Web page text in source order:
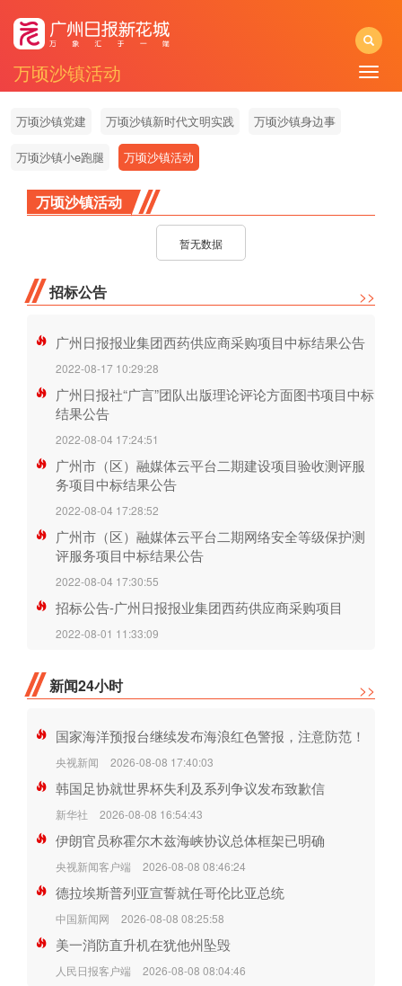
万顷沙镇活动
Toggle
万顷沙镇党建 万顷沙镇新时代文明实践 万顷沙镇身边事
万顷沙镇小e跑腿 万顷沙镇活动
万顷沙镇活动
暂无数据
招标公告 >>
广州日报报业集团西药供应商采购项目中标结果公告
2022-08-17 10:29:28
广州日报社“广言”团队出版理论评论方面图书项目中标
结果公告
2022-08-04 17:24:51
广州市（区）融媒体云平台二期建设项目验收测评服
务项目中标结果公告
2022-08-04 17:28:52
广州市（区）融媒体云平台二期网络安全等级保护测
评服务项目中标结果公告
2022-08-04 17:30:55
招标公告-广州日报报业集团西药供应商采购项目
2022-08-01 11:33:09
新闻24小时 >>
国家海洋预报台继续发布海浪红色警报，注意防范！
央视新闻 2026-08-08 17:40:03
韩国足协就世界杯失利及系列争议发布致歉信
新华社 2026-08-08 16:54:43
伊朗官员称霍尔木兹海峡协议总体框架已明确
央视新闻客户端 2026-08-08 08:46:24
德拉埃斯普列亚宣誓就任哥伦比亚总统
中国新闻网 2026-08-08 08:25:58
美一消防直升机在犹他州坠毁
人民日报客户端 2026-08-08 08:04:46